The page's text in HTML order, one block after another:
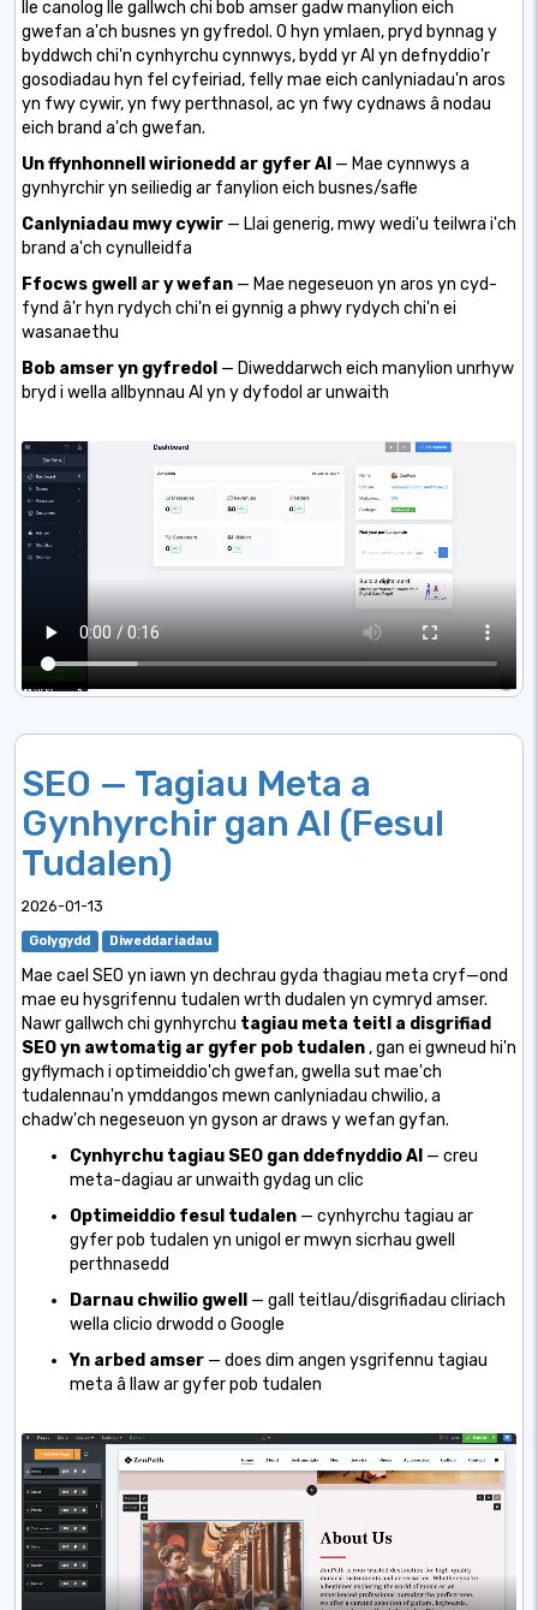
lle canolog lle gallwch chi bob amser gadw manylion eich
gwefan a'ch busnes yn gyfredol. O hyn ymlaen, pryd bynnag y
byddwch chi'n cynhyrchu cynnwys, bydd yr AI yn defnyddio'r
gosodiadau hyn fel cyfeiriad, felly mae eich canlyniadau'n aros
yn fwy cywir, yn fwy perthnasol, ac yn fwy cydnaws â nodau
eich brand a'ch gwefan.
Un ffynhonnell wirionedd ar gyfer AI — Mae cynnwys a
gynhyrchir yn seiliedig ar fanylion eich busnes/safle
Canlyniadau mwy cywir — Llai generig, mwy wedi'u teilwra i'ch
brand a'ch cynulleidfa
Ffocws gwell ar y wefan — Mae negeseuon yn aros yn cyd-
fynd â'r hyn rydych chi'n ei gynnig a phwy rydych chi'n ei
wasanaethu
Bob amser yn gyfredol — Diweddarwch eich manylion unrhyw
bryd i wella allbynnau AI yn y dyfodol ar unwaith
SEO — Tagiau Meta a
Gynhyrchir gan AI (Fesul
Tudalen)
2026-01-13
Golygydd Diweddariadau
Mae cael SEO yn iawn yn dechrau gyda thagiau meta cryf—ond
mae eu hysgrifennu tudalen wrth dudalen yn cymryd amser.
Nawr gallwch chi gynhyrchu tagiau meta teitl a disgrifiad
SEO yn awtomatig ar gyfer pob tudalen, gan ei gwneud hi'n
gyflymach i optimeiddio'ch gwefan, gwella sut mae'ch
tudalennau'n ymddangos mewn canlyniadau chwilio, a
chadw'ch negeseuon yn gyson ar draws y wefan gyfan.
Cynhyrchu tagiau SEO gan ddefnyddio AI — creu
meta-dagiau ar unwaith gydag un clic
Optimeiddio fesul tudalen — cynhyrchu tagiau ar
gyfer pob tudalen yn unigol er mwyn sicrhau gwell
perthnasedd
Darnau chwilio gwell
— gall teitlau/disgrifiadau cliriach
wella clicio drwodd o Google
Yn arbed amser — does dim angen ysgrifennu tagiau
meta â llaw ar gyfer pob tudalen